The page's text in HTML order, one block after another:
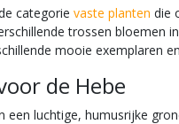
categorie vaste planten die
trossen bloemen
mooie exemplaren
de Hebe
een luchtige, humusrijke